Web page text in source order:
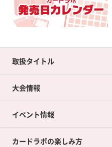
取扱タイトル
大会情報
イベント情報
カードラボの楽しみ方